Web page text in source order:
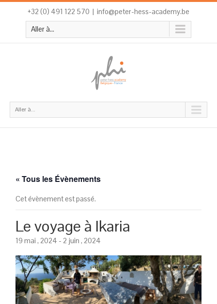
+32 (0) 491 122 570 | info@peter-hess-academy.be
Aller à...
Aller à...
« Tous les Évènements
Cet évènement est passé.
Le voyage à Ikaria
19 mai , 2024 - 2 juin , 2024